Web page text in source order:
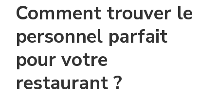
Comment trouver le
personnel parfait
pour votre
restaurant ?